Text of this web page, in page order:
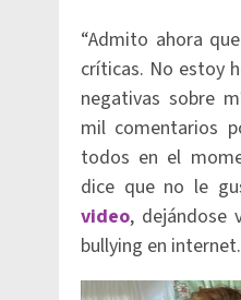
“Admito ahora que
críticas. No estoy
negativas sobre
mil comentarios
todos en el
dice que no le
video, dejándose
bullying en internet.